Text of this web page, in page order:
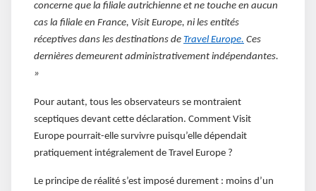
concerne que la filiale autrichienne et ne touche en aucun
cas la filiale en France, Visit Europe, ni les entités
réceptives dans les destinations de Travel Europe. Ces
dernières demeurent administrativement indépendantes.
»
Pour autant, tous les observateurs se montraient
sceptiques devant cette déclaration. Comment Visit
Europe pourrait-elle survivre puisqu’elle dépendait
pratiquement intégralement de Travel Europe ?
Le principe de réalité s’est imposé durement : moins d’un